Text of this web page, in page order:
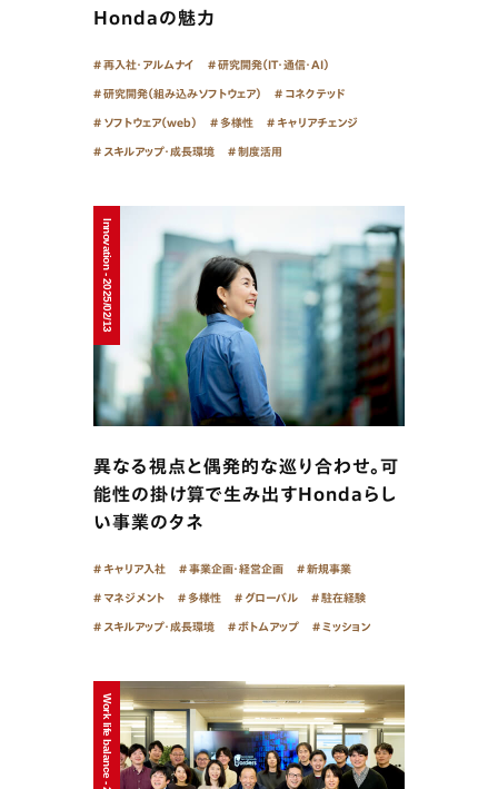
Hondaの魅力
再入社・アルムナイ 研究開発（IT・通信・AI）
研究開発（組み込みソフトウェア） コネクテッド
ソフトウェア（web） 多様性 キャリアチェンジ
スキルアップ・成長環境 制度活用
Innovation - 2025/02/13
異なる視点と偶発的な巡り合わせ。可
能性の掛け算で生み出すHondaらし
い事業のタネ
キャリア入社 事業企画・経営企画 新規事業
マネジメント 多様性 グローバル 駐在経験
スキルアップ・成長環境 ボトムアップ ミッション